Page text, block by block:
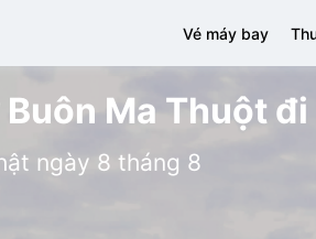
Vé máy bay
Ma Thuột
ngày 8 tháng 8